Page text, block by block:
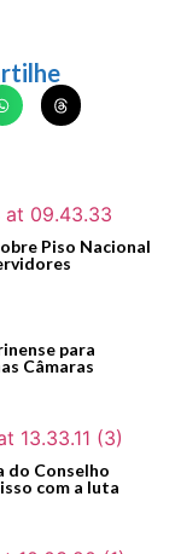
Piso Nacional
para
Câmaras
do Conselho
com a luta